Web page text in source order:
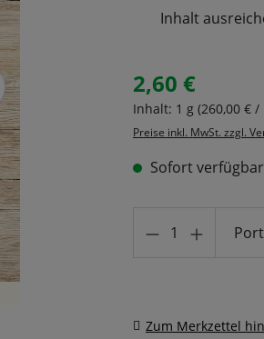
Inhalt
Regulärer Preis:
2,60 €
Inhalt: 1 g (260,00 € /
Preise inkl. MwSt. zzgl.
Sofort
Produkt
Zum Merkzettel